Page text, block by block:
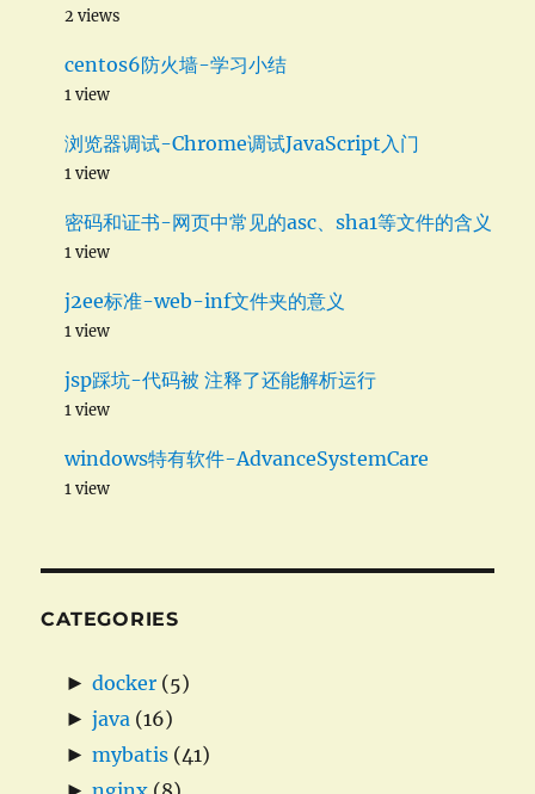
2 views
centos6防火墙-学习小结
1 view
浏览器调试-Chrome调试JavaScript入门
1 view
密码和证书-网页中常见的asc、sha1等文件的含义
1 view
j2ee标准-web-inf文件夹的意义
1 view
jsp踩坑-代码被 注释了还能解析运行
1 view
windows特有软件-AdvanceSystemCare
1 view
CATEGORIES
► docker (5)
► java (16)
► mybatis (41)